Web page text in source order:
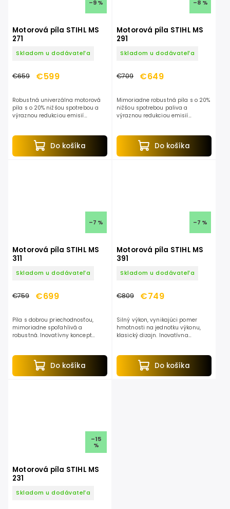
–9 %
Motorová píla STIHL MS
271
Skladom u dodávateľa
€659 €599
Do košíka
Robustná univerzálna motorová
píla s o 20% nižšou spotrebou a
výraznou redukciou emisií
ovládanie a vysoký výkon.
–8 %
Motorová píla STIHL MS
291
Skladom u dodávateľa
€709 €649
Do košíka
Mimoriadne robustná píla s o 20%
nižšou spotrebou paliva a
výraznou redukciou emisií
záhradníctve a na rezanie...
–7 %
Motorová píla STIHL MS
311
Skladom u dodávateľa
€759 €699
Do košíka
Píla s dobrou priechodnosťou,
mimoriadne spoľahlivá a
robustná. Inovatívny koncept
rezanie palivového dreva. Je
vhodná i na...
–7 %
Motorová píla STIHL MS
391
Skladom u dodávateľa
€809 €749
Do košíka
Silný výkon, vynikajúci pomer
hmotnosti na jednotku výkonu,
klasický dizajn. Inovatívna
dobrá na stínanie stredne
–15
%
Motorová píla STIHL MS
231
Skladom u dodávateľa